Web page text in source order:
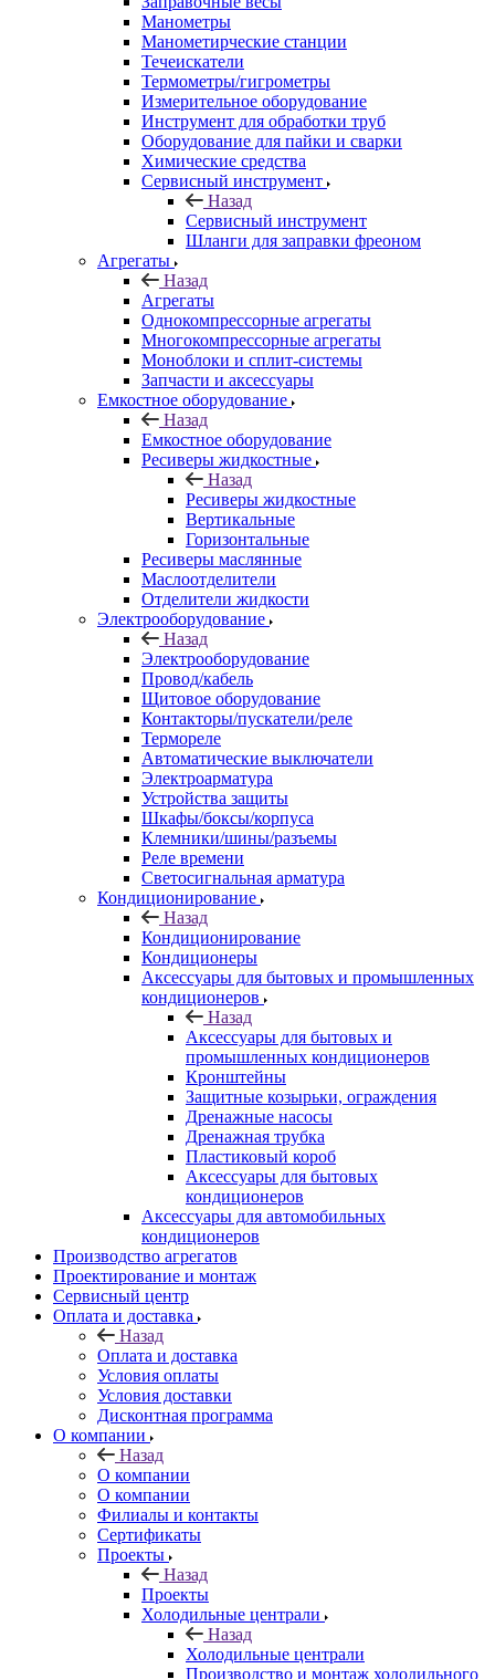
Манометры
Манометирческие станции
Течеискатели
Термометры/гигрометры
Измерительное оборудование
Инструмент для обработки труб
Оборудование для пайки и сварки
Химические средства
Сервисный инструмент
Назад
Сервисный инструмент
Шланги для заправки фреоном
Агрегаты
Назад
Агрегаты
Однокомпрессорные агрегаты
Многокомпрессорные агрегаты
Моноблоки и сплит-системы
Запчасти и аксессуары
Емкостное оборудование
Назад
Емкостное оборудование
Ресиверы жидкостные
Назад
Ресиверы жидкостные
Вертикальные
Горизонтальные
Ресиверы маслянные
Маслоотделители
Отделители жидкости
Электрооборудование
Назад
Электрооборудование
Провод/кабель
Щитовое оборудование
Контакторы/пускатели/реле
Термореле
Автоматические выключатели
Электроарматура
Устройства защиты
Шкафы/боксы/корпуса
Клемники/шины/разъемы
Реле времени
Светосигнальная арматура
Кондиционирование
Назад
Кондиционирование
Кондиционеры
Аксессуары для бытовых и промышленных
кондиционеров
Назад
Аксессуары для бытовых и
промышленных кондиционеров
Кронштейны
Защитные козырьки, ограждения
Дренажные насосы
Дренажная трубка
Пластиковый короб
Аксессуары для бытовых
кондиционеров
Аксессуары для автомобильных
кондиционеров
Производство агрегатов
Проектирование и монтаж
Сервисный центр
Оплата и доставка
Назад
Оплата и доставка
Условия оплаты
Условия доставки
Дисконтная программа
О компании
Назад
О компании
О компании
Филиалы и контакты
Сертификаты
Проекты
Назад
Проекты
Холодильные централи
Назад
Холодильные централи
Производство и монтаж холодильного